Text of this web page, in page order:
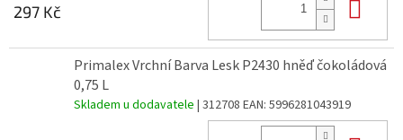
297 Kč
Primalex Vrchní Barva Lesk P2430 hněď čokoládová
0,75 L
Skladem u dodavatele | 312708 EAN: 5996281043919